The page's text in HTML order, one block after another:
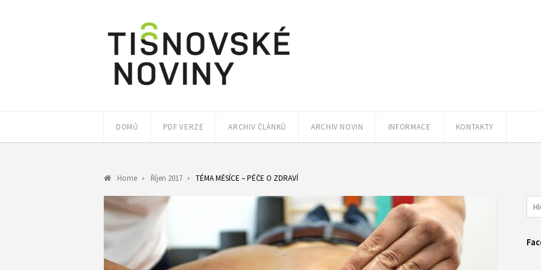
DOMŮ PDF VERZE ARCHIV ČLÁNKŮ ARCHIV NOVIN INFORMACE KONTAKTY
Home Říjen 2017 TÉMA MĚSÍCE – PÉČE O ZDRAVÍ